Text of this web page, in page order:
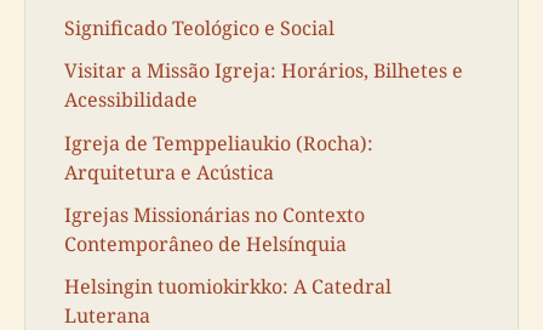
Significado Teológico e Social
Visitar a Missão Igreja: Horários, Bilhetes e
Acessibilidade
Igreja de Temppeliaukio (Rocha):
Arquitetura e Acústica
Igrejas Missionárias no Contexto
Contemporâneo de Helsínquia
Helsingin tuomiokirkko: A Catedral
Luterana